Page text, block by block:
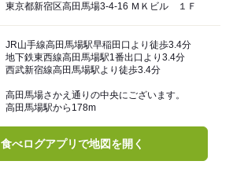
東京都新宿区高田馬場3-4-16 ＭＫビル １Ｆ
JR山手線高田馬場駅早稲田口より徒歩3.4分
地下鉄東西線高田馬場駅1番出口より3.4分
西武新宿線高田馬場駅より徒歩3.4分
高田馬場さかえ通りの中央にございます。
高田馬場駅から178m
食べログアプリで地図を開く